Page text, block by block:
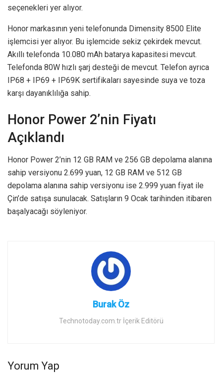
seçenekleri yer alıyor.
Honor markasının yeni telefonunda Dimensity 8500 Elite
işlemcisi yer alıyor. Bu işlemcide sekiz çekirdek mevcut.
Akıllı telefonda 10.080 mAh batarya kapasitesi mevcut.
Telefonda 80W hızlı şarj desteği de mevcut. Telefon ayrıca
IP68 + IP69 + IP69K sertifikaları sayesinde suya ve toza
karşı dayanıklılığa sahip.
Honor Power 2’nin Fiyatı
Açıklandı
Honor Power 2’nin 12 GB RAM ve 256 GB depolama alanına
sahip versiyonu 2.699 yuan, 12 GB RAM ve 512 GB
depolama alanına sahip versiyonu ise 2.999 yuan fiyat ile
Çin’de satışa sunulacak. Satışların 9 Ocak tarihinden itibaren
başalyacağı söyleniyor.
Burak Öz
Technotoday.com.tr İçerik Editörü
Yorum Yap